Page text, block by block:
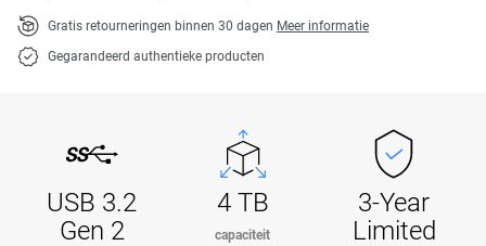
Gratis retourneringen binnen 30 dagen Meer informatie
Gegarandeerd authentieke producten
USB 3.2
Gen 2
4 TB
capaciteit
3-Year
Limited